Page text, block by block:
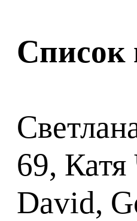
Список
69,
David,